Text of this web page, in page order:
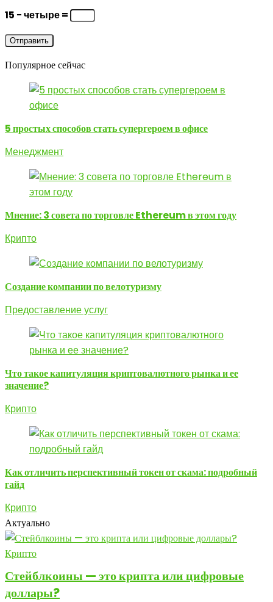
15 − четыре =
Популярное сейчас
5 простых способов стать супергероем в офисе
Менеджмент
Мнение: 3 совета по торговле Ethereum в этом году
Крипто
Создание компании по велотуризму
Предоставление услуг
Что такое капитуляция криптовалютного рынка и ее
значение?
Крипто
Как отличить перспективный токен от скама: подробный
гайд
Крипто
Актуально
Крипто
Стейблкоины — это крипта или цифровые
доллары?